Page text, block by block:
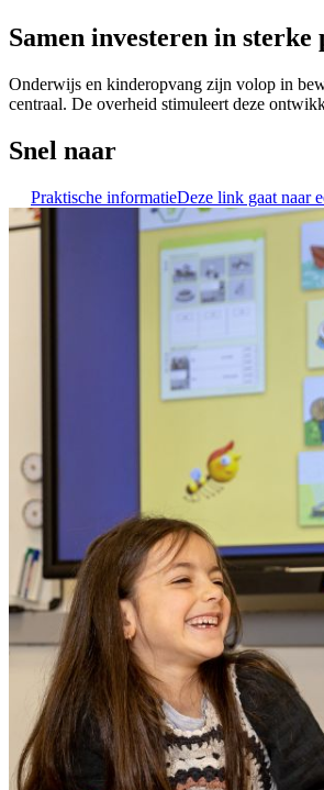
Samen investeren in
Onderwijs en kinderopvang zijn volop in
centraal. De overheid stimuleert deze
Snel naar
Praktische informatieDeze link gaat naar